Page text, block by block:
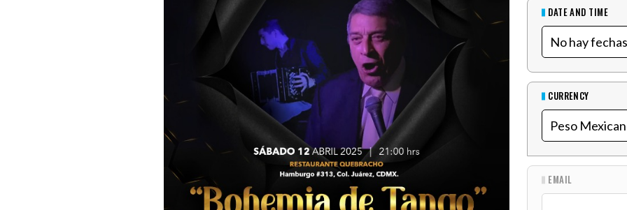
DATE AND TIME
CURRENCY
EMAIL